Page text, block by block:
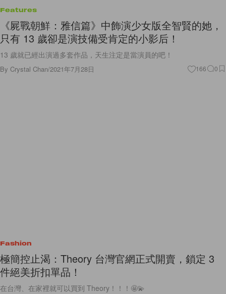
Features
《屍戰朝鮮：雅信篇》中飾演少女版全智賢的她，
只有 13 歲卻是演技備受肯定的小影后！
13 歲就已經出演過多套作品，天生注定是當演員的吧！
By Crystal Chan/2021年7月28日 166 0
Fashion
極簡控止渴：Theory 台灣官網正式開賣，鎖定 3
件絕美折扣單品！
在台灣、在家裡就可以買到 Theory！！！🤩💫